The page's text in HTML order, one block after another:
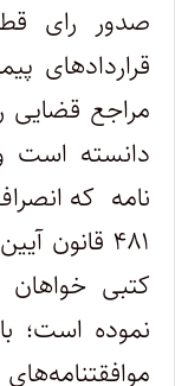
صدور رای
قراردادهای
مراجع قضایی
۴۸۱
کتبی